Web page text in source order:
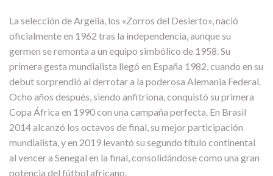
La selección de Argelia, los «Zorros del Desierto», nació
oficialmente en 1962 tras la independencia, aunque su
germen se remonta a un equipo simbólico de 1958. Su
primera gesta mundialista llegó en España 1982, cuando en su
debut sorprendió al derrotar a la poderosa Alemania Federal.
Ocho años después, siendo anfitriona, conquistó su primera
Copa África en 1990 con una campaña perfecta. En Brasil
2014 alcanzó los octavos de final, su mejor participación
mundialista, y en 2019 levantó su segundo título continental
al vencer a Senegal en la final, consolidándose como una gran
potencia del fútbol africano.